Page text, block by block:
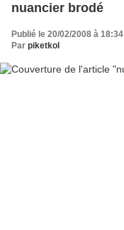
nuancier brodé
Publié le 20/02/2008 à 18:34
Par piketkol